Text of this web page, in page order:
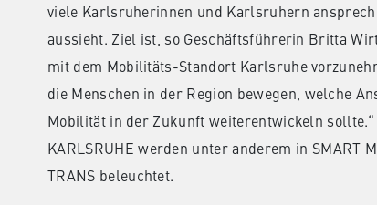
viele Karlsruherinnen und Karlsruhern
aussieht. Ziel ist, so Geschäftsführerin Britta
mit dem Mobilitäts-Standort Karlsruhe
die Menschen in der Region bewegen, welche
Mobilität in der Zukunft weiterentwickeln
KARLSRUHE werden unter anderem in SMART
TRANS beleuchtet.